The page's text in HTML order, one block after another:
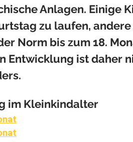
Anlagen. Einige
zu laufen,
Norm bis zum 18.
Entwicklung ist daher
im Kleinkindalter